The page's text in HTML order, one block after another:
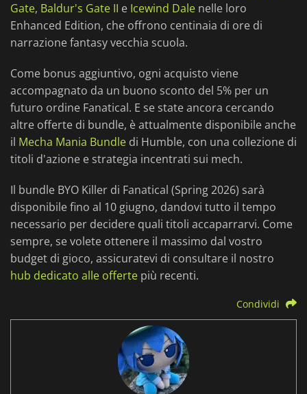
Gate, Baldur's Gate II e Icewind Dale nelle loro
Enhanced Edition, che offrono centinaia di ore di
narrazione fantasy vecchia scuola.
Come bonus aggiuntivo, ogni acquisto viene
accompagnato da un buono sconto del 5% per un
futuro ordine Fanatical. E se state ancora cercando
altre offerte di bundle, è attualmente disponibile anche
il Mecha Mania Bundle di Humble, con una collezione di
titoli d'azione e strategia incentrati sui mech.
Il bundle BYO Killer di Fanatical (Spring 2026) sarà
disponibile fino al 10 giugno, dandovi tutto il tempo
necessario per decidere quali titoli accaparrarvi. Come
sempre, se volete ottenere il massimo dal vostro
budget di gioco, assicuratevi di consultare il nostro
hub dedicato alle offerte più recenti.
Condividi